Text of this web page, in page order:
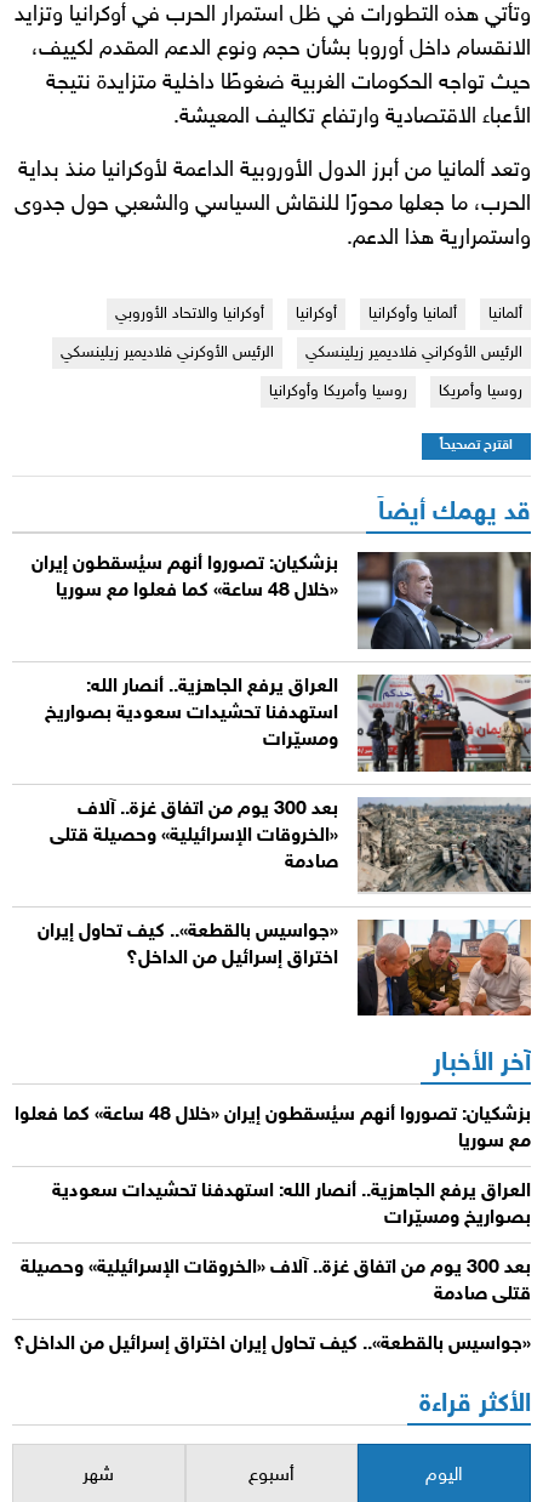
وتأتي هذه التطورات في ظل استمرار الحرب في أوكرانيا وتزايد
الانقسام داخل أوروبا بشأن حجم ونوع الدعم المقدم لكييف،
حيث تواجه الحكومات الغربية ضغوطًا داخلية متزايدة نتيجة
الأعباء الاقتصادية وارتفاع تكاليف المعيشة.
وتعد ألمانيا من أبرز الدول الأوروبية الداعمة لأوكرانيا منذ بداية
الحرب، ما جعلها محورًا للنقاش السياسي والشعبي حول جدوى
واستمرارية هذا الدعم.
ألمانيا ألمانيا وأوكرانيا أوكرانيا
أوكرانيا والاتحاد الأوروبي
الرئيس الأوكراني فلاديمير زيلينسكي
الرئيس الأوكرني فلاديمير زيلينسكي
روسيا وأمريكا
روسيا وأمريكا وأوكرانيا
اقترح تصحيحاً
قد يهمك أيضاً
بزشكيان: تصوروا أنهم سيُسقطون إيران
«خلال 48 ساعة» كما فعلوا مع سوريا
العراق يرفع الجاهزية.. أنصار الله:
استهدفنا تحشيدات سعودية بصواريخ
ومسيّرات
بعد 300 يوم من اتفاق غزة.. آلاف
«الخروقات الإسرائيلية» وحصيلة قتلى
صادمة
«جواسيس بالقطعة».. كيف تحاول إيران
اختراق إسرائيل من الداخل؟
آخر الأخبار
بزشكيان: تصوروا أنهم سيُسقطون إيران «خلال 48 ساعة» كما فعلوا
مع سوريا
العراق يرفع الجاهزية.. أنصار الله: استهدفنا تحشيدات سعودية
بصواريخ ومسيّرات
بعد 300 يوم من اتفاق غزة.. آلاف «الخروقات الإسرائيلية» وحصيلة
قتلى صادمة
«جواسيس بالقطعة».. كيف تحاول إيران اختراق إسرائيل من الداخل؟
الأكثر قراءة
اليوم أسبوع شهر